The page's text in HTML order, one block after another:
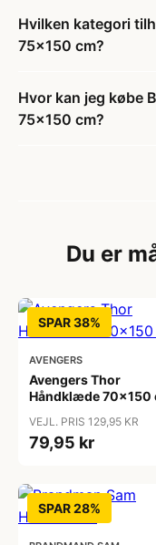
Hvilken kategori
75x150 cm?
Hvor kan jeg købe
75x150 cm?
Du er
SPAR 38%
AVENGERS
Avengers Thor
Håndklæde 70x150
VEJL. PRIS 129,95 KR
79,95 kr
SPAR 28%